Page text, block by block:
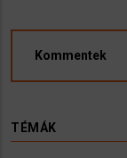
Kommentek
TÉMÁK